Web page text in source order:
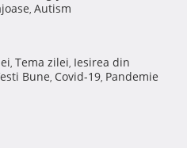
, Autism
, Tema zilei, Iesirea din
Bune, Covid-19, Pandemie